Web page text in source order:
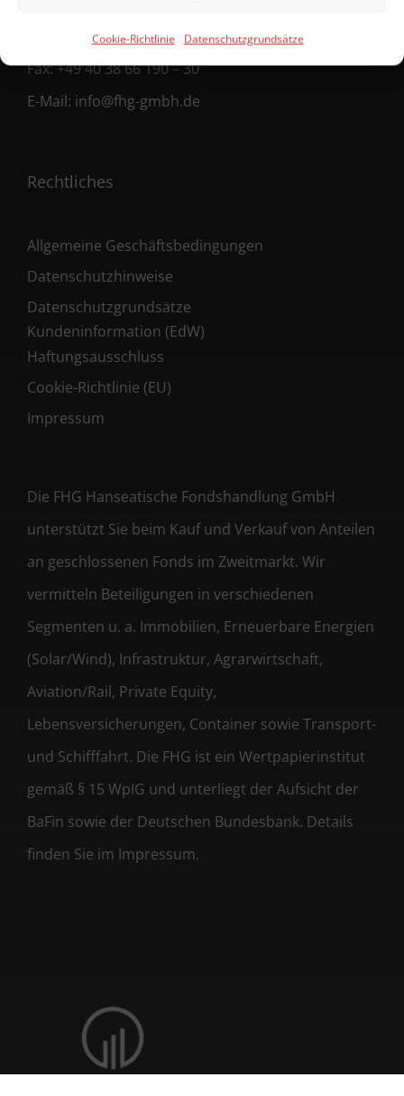
Cookie-Richtlinie Datenschutzgrundsätze
+49 40 38 66 190 – 0
Fax:+49 40 38 66 190 – 30
E-Mail: info@fhg-gmbh.de
Rechtliches
Allgemeine Geschäftsbedingungen
Datenschutzhinweise
Datenschutzgrundsätze
Kundeninformation (EdW)
Haftungsausschluss
Cookie-Richtlinie (EU)
Impressum
Die FHG Hanseatische Fondshandlung GmbH
unterstützt Sie beim Kauf und Verkauf von Anteilen
an geschlossenen Fonds im Zweitmarkt. Wir
vermitteln Beteiligungen in verschiedenen
Segmenten u. a. Immobilien, Erneuerbare Energien
(Solar/Wind), Infrastruktur, Agrarwirtschaft,
Aviation/Rail, Private Equity,
Lebensversicherungen, Container sowie Transport-
und Schifffahrt. Die FHG ist ein Wertpapierinstitut
gemäß § 15 WpIG und unterliegt der Aufsicht der
BaFin sowie der Deutschen Bundesbank. Details
finden Sie im Impressum.